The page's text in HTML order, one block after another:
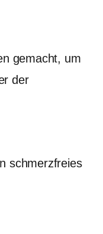
gemacht, um
der
schmerzfreies